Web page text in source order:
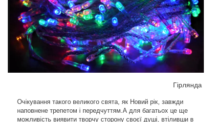
Гірлянда
Очікування такого великого свята, як Новий рік, завжди
наповнене трепетом і передчуттям.А для багатьох це ще
можливість виявити творчу сторону своєї душі, втіливши в